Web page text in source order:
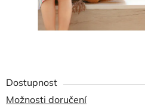
Dostupnost
Možnosti doručení